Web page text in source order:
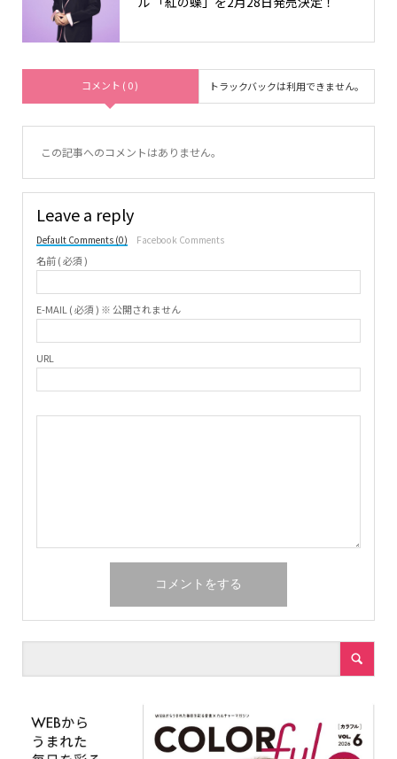
コメント ( 0 ) トラックバックは利用できません。
この記事へのコメントはありません。
Leave a reply
Default Comments (0) Facebook Comments
名前 ( 必須 )
E-MAIL ( 必須 ) ※ 公開されません
URL